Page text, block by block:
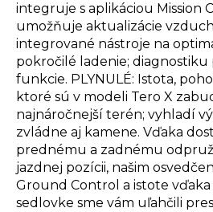
integruje s aplikáciou Mission
umožňuje aktualizácie
integrované nástroje na
pokročilé ladenie; diagnostiku
funkcie. PLYNULÉ: Istota,
ktoré sú v modeli Tero X
najnáročnejší terén; vyhladí
zvládne aj kamene. Vďaka
prednému a zadnému
jazdnej pozícii, našim
Ground Control a istote
sedlovke sme vám uľahčili